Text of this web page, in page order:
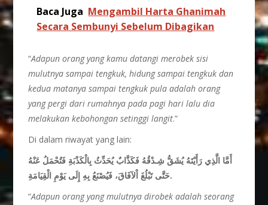
Baca Juga Mengambil Harta Ghanimah
Secara Sembunyi Sebelum Dibagikan
“Adapun orang yang kamu datangi merobek sisi
mulutnya sampai tengkuk, hidung sampai tengkuk dan
kedua matanya sampai tengkuk pula adalah orang
yang pergi dari rumahnya pada pagi hari lalu dia
melakukan kebohongan setinggi langit.”
Di dalam riwayat yang lain:
أَمَّا الَّذِي رَأَيْتَهُ يُشَقُّ شِـدْقُهُ فَكَذَّابٌ يُحَدِّثُ بِالْكَذْبَةِ فَتُحْمَلُ عَنْهُ
حَتَّى تَبْلُغَ اْلآفَاقَ، فَيُصْنَعُ بِهِ إِلَى يَوْمِ الْقِيَامَةِ.
“Adapun orang yang mulutnya dirobek adalah seorang